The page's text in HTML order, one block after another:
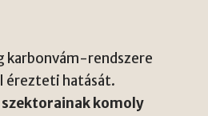
karbonvám-rendszere
érezteti hatását.
komoly